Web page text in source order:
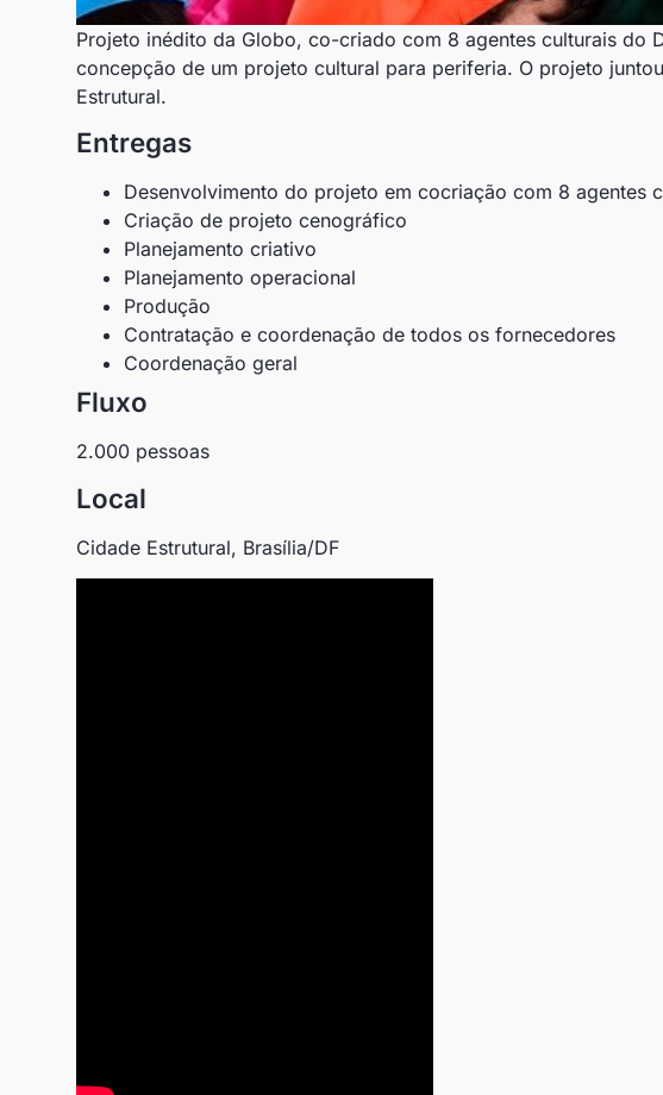
Projeto inédito da Globo, co-criado com 8 agentes culturais do
concepção de um projeto cultural para periferia. O projeto
Estrutural.
Entregas
Desenvolvimento do projeto em cocriação com 8 agentes
Criação de projeto cenográfico
Planejamento criativo
Planejamento operacional
Produção
Contratação e coordenação de todos os fornecedores
Coordenação geral
Fluxo
2.000 pessoas
Local
Cidade Estrutural, Brasília/DF